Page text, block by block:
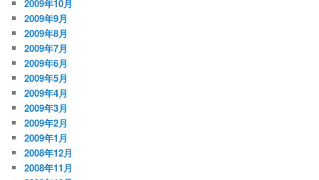
2009年10月
2009年9月
2009年8月
2009年7月
2009年6月
2009年5月
2009年4月
2009年3月
2009年2月
2009年1月
2008年12月
2008年11月